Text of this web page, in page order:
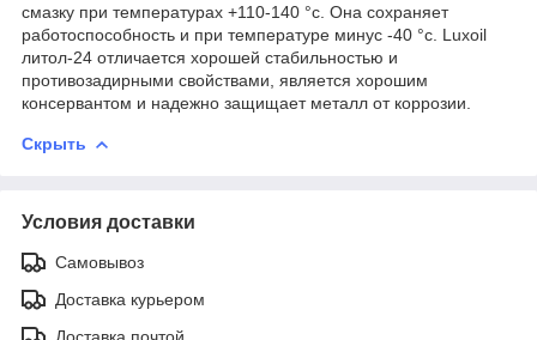
смазку при температурах +110-140 °с. Она сохраняет
работоспособность и при температуре минус -40 °с. Luxoil
литол-24 отличается хорошей стабильностью и
противозадирными свойствами, является хорошим
консервантом и надежно защищает металл от коррозии.
Скрыть
Условия доставки
Самовывоз
Доставка курьером
Доставка почтой